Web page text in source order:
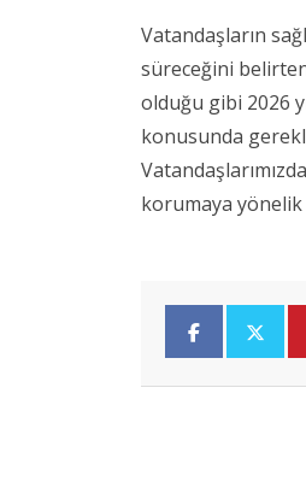
Vatandaşların
süreceğini
olduğu gibi 2026
konusunda
korumaya yönelik